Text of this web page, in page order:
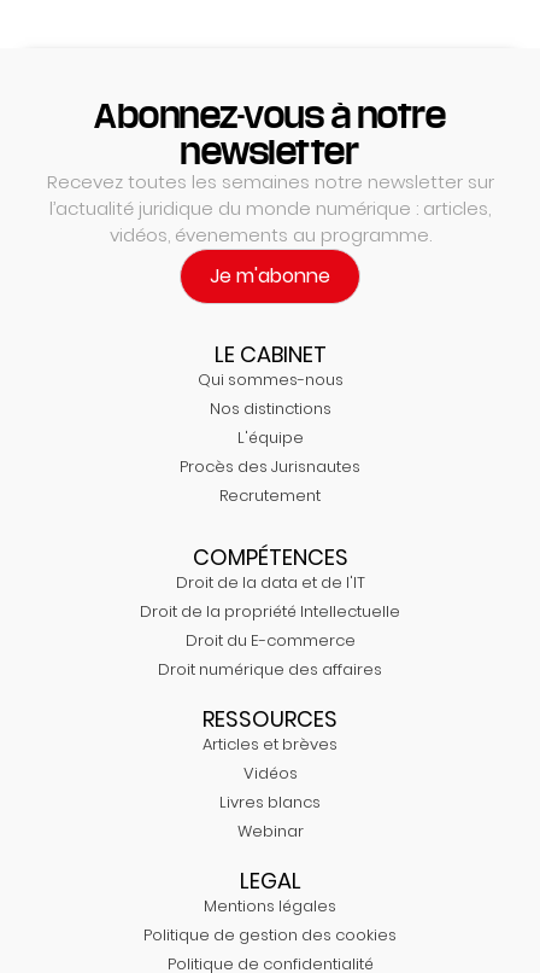
Abonnez-vous à notre
newsletter
Recevez toutes les semaines notre newsletter sur
l’actualité juridique du monde numérique : articles,
vidéos, évenements au programme.
Je m'abonne
LE CABINET
Qui sommes-nous
Nos distinctions
L'équipe
Procès des Jurisnautes
Recrutement
COMPÉTENCES
Droit de la data et de l'IT
Droit de la propriété Intellectuelle
Droit du E-commerce
Droit numérique des affaires
RESSOURCES
Articles et brèves
Vidéos
Livres blancs
Webinar
LEGAL
Mentions légales
Politique de gestion des cookies
Politique de confidentialité